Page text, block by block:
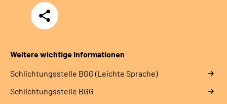
Teilen
Weitere wichtige Informationen
Schlich­tungs­stel­le BGG (Leichte Sprache)
Schlich­tungs­stel­le BGG